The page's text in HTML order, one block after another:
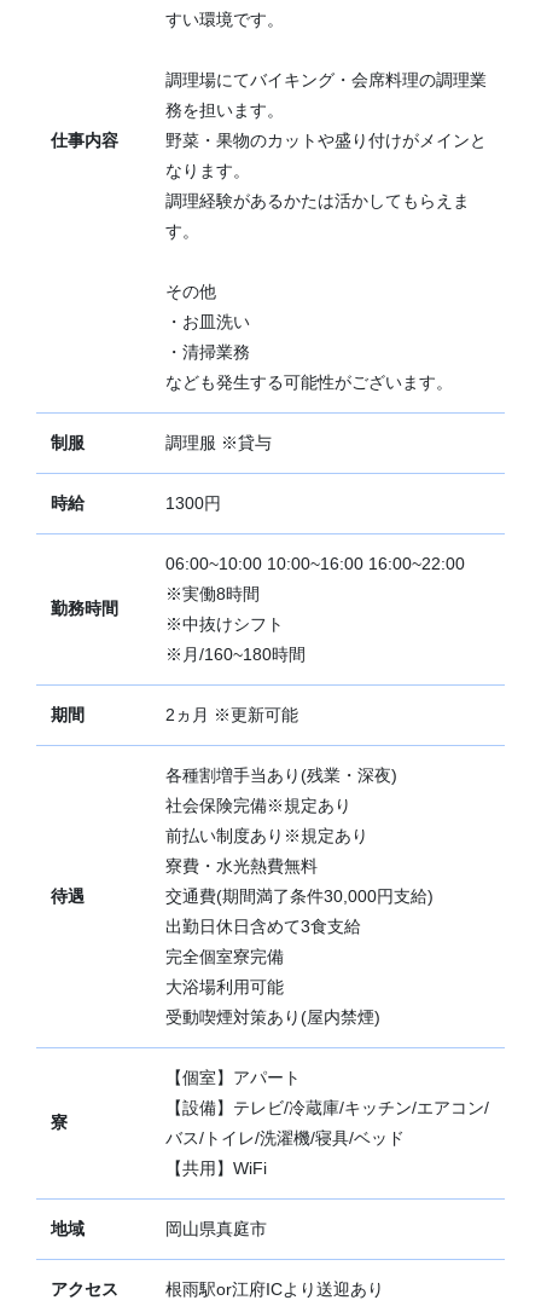
仕事内容
すい環境です。
調理場にてバイキング・会席料理の調理業
務を担います。
野菜・果物のカットや盛り付けがメインと
なります。
調理経験があるかたは活かしてもらえま
す。
その他
・お皿洗い
・清掃業務
なども発生する可能性がございます。
制服 調理服 ※貸与
時給 1300円
勤務時間
06:00~10:00 10:00~16:00 16:00~22:00
※実働8時間
※中抜けシフト
※月/160~180時間
期間 2ヵ月 ※更新可能
待遇
各種割増手当あり(残業・深夜)
社会保険完備※規定あり
前払い制度あり※規定あり
寮費・水光熱費無料
交通費(期間満了条件30,000円支給)
出勤日休日含めて3食支給
完全個室寮完備
大浴場利用可能
受動喫煙対策あり(屋内禁煙)
寮
【個室】アパート
【設備】テレビ/冷蔵庫/キッチン/エアコン/
バス/トイレ/洗濯機/寝具/ベッド
【共用】WiFi
地域 岡山県真庭市
アクセス 根雨駅or江府ICより送迎あり